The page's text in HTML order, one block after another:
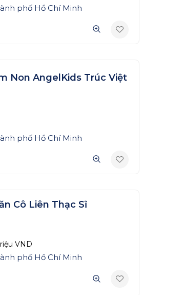
phố Hồ Chí Minh
Non AngelKids Trúc Việt
phố Hồ Chí Minh
Cô Liên Thạc Sĩ
VND
phố Hồ Chí Minh